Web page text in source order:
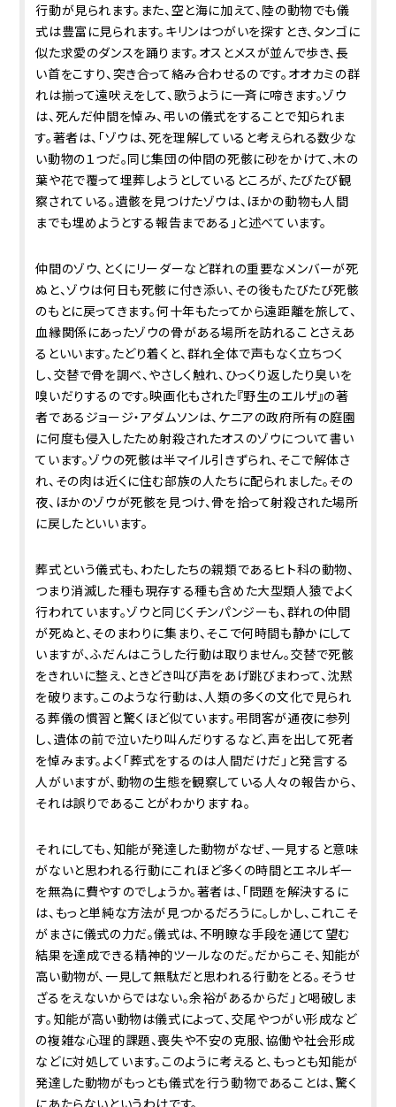
行動が見られます。また、空と海に加えて、陸の動物でも儀
式は豊富に見られます。キリンはつがいを探すとき、タンゴに
似た求愛のダンスを踊ります。オスとメスが並んで歩き、長
い首をこすり、突き合って絡み合わせるのです。オオカミの群
れは揃って遠吠えをして、歌うように一斉に啼きます。ゾウ
は、死んだ仲間を悼み、弔いの儀式をすることで知られま
す。著者は、「ゾウは、死を理解していると考えられる数少な
い動物の１つだ。同じ集団の仲間の死骸に砂をかけて、木の
葉や花で覆って埋葬しようとしているところが、たびたび観
察されている。遺骸を見つけたゾウは、ほかの動物も――人間
までも――埋めようとする報告まである」と述べています。
仲間のゾウ、とくにリーダーなど群れの重要なメンバーが死
ぬと、ゾウは何日も死骸に付き添い、その後もたびたび死骸
のもとに戻ってきます。何十年もたってから遠距離を旅して、
血縁関係にあったゾウの骨がある場所を訪れることさえあ
るといいます。たどり着くと、群れ全体で声もなく立ちつく
し、交替で骨を調べ、やさしく触れ、ひっくり返したり臭いを
嗅いだりするのです。映画化もされた『野生のエルザ』の著
者であるジョージ・アダムソンは、ケニアの政府所有の庭園
に何度も侵入したため射殺されたオスのゾウについて書い
ています。ゾウの死骸は半マイル引きずられ、そこで解体さ
れ、その肉は近くに住む部族の人たちに配られました。その
夜、ほかのゾウが死骸を見つけ、骨を拾って射殺された場所
に戻したといいます。
葬式という儀式も、わたしたちの親類であるヒト科の動物、
つまり消滅した種も現存する種も含めた大型類人猿でよく
行われています。ゾウと同じくチンパンジーも、群れの仲間
が死ぬと、そのまわりに集まり、そこで何時間も静かにして
いますが、ふだんはこうした行動は取りません。交替で死骸
をきれいに整え、ときどき叫び声をあげ跳びまわって、沈黙
を破ります。このような行動は、人類の多くの文化で見られ
る葬儀の慣習と驚くほど似ています。弔問客が通夜に参列
し、遺体の前で泣いたり叫んだりするなど、声を出して死者
を悼みます。よく「葬式をするのは人間だけだ」と発言する
人がいますが、動物の生態を観察している人々の報告から、
それは誤りであることがわかりますね。
それにしても、知能が発達した動物がなぜ、一見すると意味
がないと思われる行動にこれほど多くの時間とエネルギー
を無為に費やすのでしょうか。著者は、「問題を解決するに
は、もっと単純な方法が見つかるだろうに。しかし、これこそ
がまさに儀式の力だ。儀式は、不明瞭な手段を通じて望む
結果を達成できる精神的ツールなのだ。だからこそ、知能が
高い動物が、一見して無駄だと思われる行動をとる。そうせ
ざるをえないからではない。余裕があるからだ」と喝破しま
す。知能が高い動物は儀式によって、交尾やつがい形成など
の複雑な心理的課題、喪失や不安の克服、協働や社会形成
などに対処しています。このように考えると、もっとも知能が
発達した動物がもっとも儀式を行う動物であることは、驚く